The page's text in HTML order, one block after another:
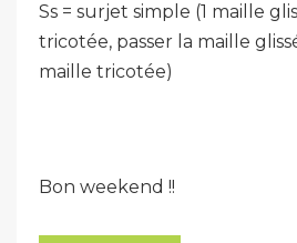
Ss = surjet simple (1 maille
tricotée, passer la maille
maille tricotée)
Bon weekend !!